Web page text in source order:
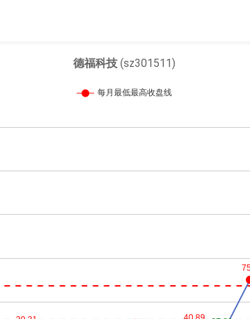
德福科技 (sz301511)